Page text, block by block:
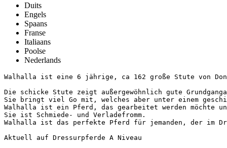
Duits
Engels
Spaans
Franse
Italiaans
Poolse
Nederlands
Walhalla ist eine 6 jährige, ca 162 große Stute von Don
Die schicke Stute zeigt außergewöhnlich gute
Sie bringt viel Go mit, welches aber unter einem
Walhalla ist ein Pferd, das gearbeitet werden möchte
Sie ist Schmiede- und Verladefromm.
Walhalla ist das perfekte Pferd für jemanden, der im
Aktuell auf Dressurpferde A Niveau